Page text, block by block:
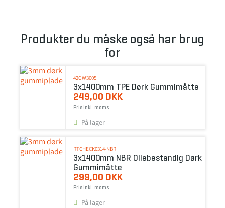
Produkter du måske også har brug
for
42GW3005
3x1400mm TPE Dørk Gummimåtte
249,00 DKK
Pris inkl. moms
På lager
RTCHECK0314-NBR
3x1400mm NBR Oliebestandig Dørk
Gummimåtte
299,00 DKK
Pris inkl. moms
På lager